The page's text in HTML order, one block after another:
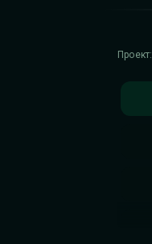
Проект: